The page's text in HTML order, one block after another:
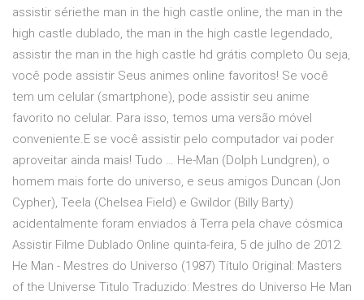
assistir sériethe man in the high castle online, the man in the
high castle dublado, the man in the high castle legendado,
assistir the man in the high castle hd grátis completo Ou seja,
você pode assistir Seus animes online favoritos! Se você
tem um celular (smartphone), pode assistir seu anime
favorito no celular. Para isso, temos uma versão móvel
conveniente.E se você assistir pelo computador vai poder
aproveitar ainda mais! Tudo … He-Man (Dolph Lundgren), o
homem mais forte do universo, e seus amigos Duncan (Jon
Cypher), Teela (Chelsea Field) e Gwildor (Billy Barty)
acidentalmente foram enviados à Terra pela chave cósmica
Assistir Filme Dublado Online quinta-feira, 5 de julho de 2012.
He Man - Mestres do Universo (1987) Título Original: Masters
of the Universe Titulo Traduzido: Mestres do Universo He Man